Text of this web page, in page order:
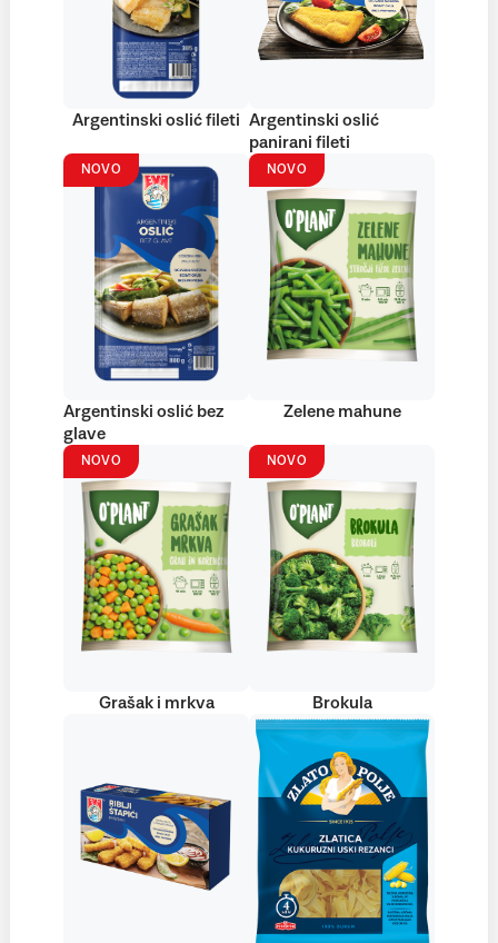
Argentinski oslić fileti Argentinski oslić
panirani fileti
NOVO
Argentinski oslić bez
glave
NOVO
Zelene mahune
NOVO
Grašak i mrkva
NOVO
Brokula